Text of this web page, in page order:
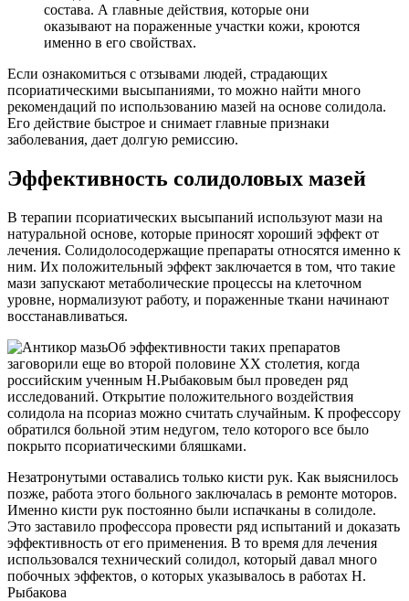
состава. А главные действия, которые они
оказывают на пораженные участки кожи, кроются
именно в его свойствах.
Если ознакомиться с отзывами людей, страдающих
псориатическими высыпаниями, то можно найти много
рекомендаций по использованию мазей на основе солидола.
Его действие быстрое и снимает главные признаки
заболевания, дает долгую ремиссию.
Эффективность солидоловых мазей
В терапии псориатических высыпаний используют мази на
натуральной основе, которые приносят хороший эффект от
лечения. Солидолосодержащие препараты относятся именно к
ним. Их положительный эффект заключается в том, что такие
мази запускают метаболические процессы на клеточном
уровне, нормализуют работу, и пораженные ткани начинают
восстанавливаться.
Об эффективности таких препаратов
заговорили еще во второй половине ХХ столетия, когда
российским ученным Н.Рыбаковым был проведен ряд
исследований. Открытие положительного воздействия
солидола на псориаз можно считать случайным. К профессору
обратился больной этим недугом, тело которого все было
покрыто псориатическими бляшками.
Незатронутыми оставались только кисти рук. Как выяснилось
позже, работа этого больного заключалась в ремонте моторов.
Именно кисти рук постоянно были испачканы в солидоле.
Это заставило профессора провести ряд испытаний и доказать
эффективность от его применения. В то время для лечения
использовался технический солидол, который давал много
побочных эффектов, о которых указывалось в работах Н.
Рыбакова